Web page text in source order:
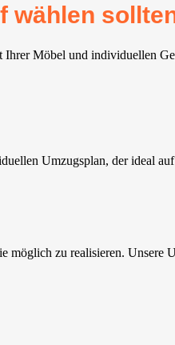
wählen
Möbel und individuellen
Umzugsplan, der ideal
zu realisieren. Unsere